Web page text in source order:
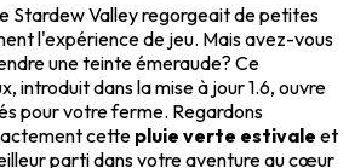
Stardew Valley regorgeait de petites
l'expérience de jeu. Mais avez-vous
une teinte émeraude? Ce
introduit dans la mise à jour 1.6, ouvre
pour votre ferme. Regardons
cette pluie verte estivale et
parti dans votre aventure au cœur